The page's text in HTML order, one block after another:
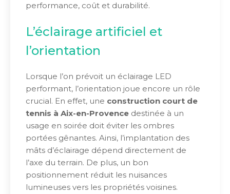
performance, coût et durabilité.
L’éclairage artificiel et
l’orientation
Lorsque l’on prévoit un éclairage LED
performant, l’orientation joue encore un rôle
crucial. En effet, une construction court de
tennis à Aix-en-Provence destinée à un
usage en soirée doit éviter les ombres
portées gênantes. Ainsi, l’implantation des
mâts d’éclairage dépend directement de
l’axe du terrain. De plus, un bon
positionnement réduit les nuisances
lumineuses vers les propriétés voisines.